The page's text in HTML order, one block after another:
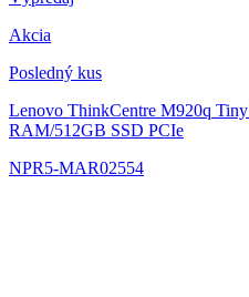
Akcia
Posledný kus
Lenovo ThinkCentre M920q Tiny
RAM/512GB SSD PCIe
NPR5-MAR02554